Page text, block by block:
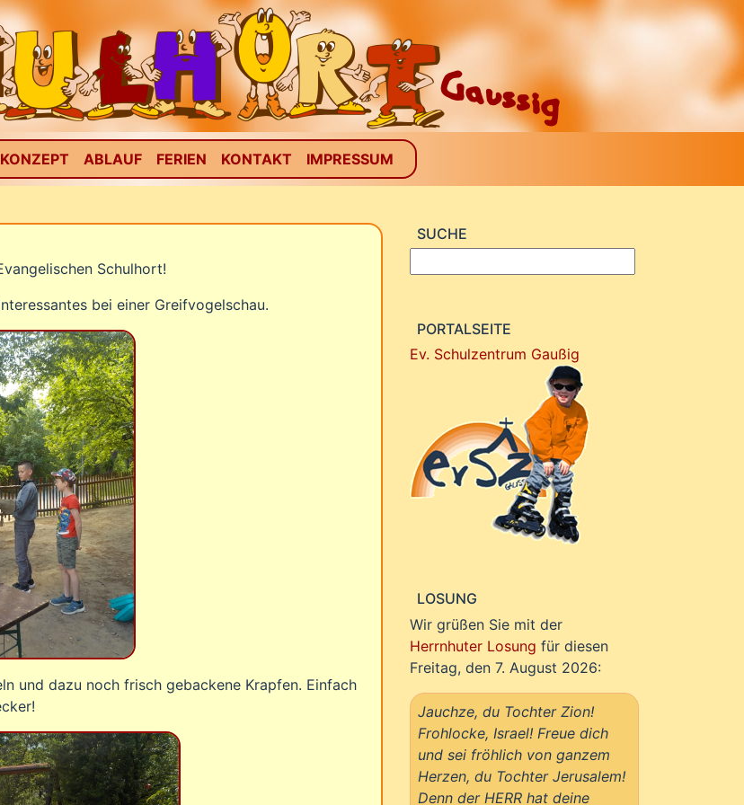
KONZEPT ABLAUF FERIEN KONTAKT IMPRESSUM
Schulhort!
bei einer Greifvogelschau.
und dazu noch frisch gebackene Krapfen. Einfach
SUCHE
PORTALSEITE
Ev. Schulzentrum Gaußig
LOSUNG
Wir grüßen Sie mit der
Herrnhuter Losung für diesen
Freitag, den 7. August 2026:
Jauchze, du Tochter Zion!
Frohlocke, Israel! Freue dich
und sei fröhlich von ganzem
Herzen, du Tochter Jerusalem!
Denn der HERR hat deine